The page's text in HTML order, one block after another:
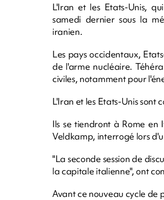
L'Iran et les Etats-Unis,
samedi dernier sous la
iranien.
Les pays occidentaux,
de l'arme nucléaire.
civiles, notamment pour
L'Iran et les Etats-Unis sont
Ils se tiendront à Rome en
Veldkamp, interrogé lors
"La seconde session de
la capitale italienne", ont
Avant ce nouveau cycle de